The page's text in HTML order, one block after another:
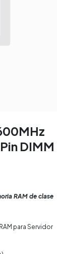
DIMM
RAM de clase
para Servidor